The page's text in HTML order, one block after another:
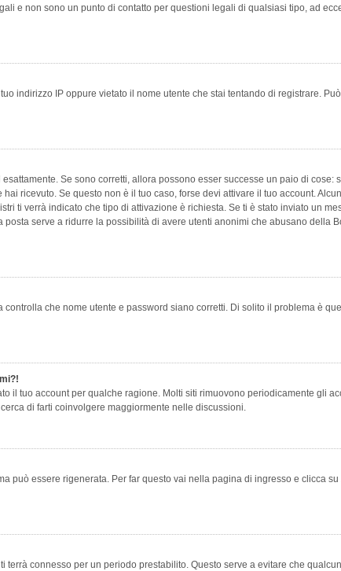
e non sono un punto di contatto per questioni legali di qualsiasi tipo, ad
indirizzo IP oppure vietato il nome utente che stai tentando di registrare.
Se sono corretti, allora possono esser successe un paio di
ricevuto. Se questo non è il tuo caso, forse devi attivare il tuo account.
ti verrà indicato che tipo di attivazione è richiesta. Se ti è stato inviato un
serve a ridurre la possibilità di avere utenti anonimi che abusano della
che nome utente e password siano corretti. Di solito il problema è
il tuo account per qualche ragione. Molti siti rimuovono periodicamente gli
di farti coinvolgere maggiormente nelle discussioni.
può essere rigenerata. Per far questo vai nella pagina di ingresso e clicca su
terrà connesso per un periodo prestabilito. Questo serve a evitare che